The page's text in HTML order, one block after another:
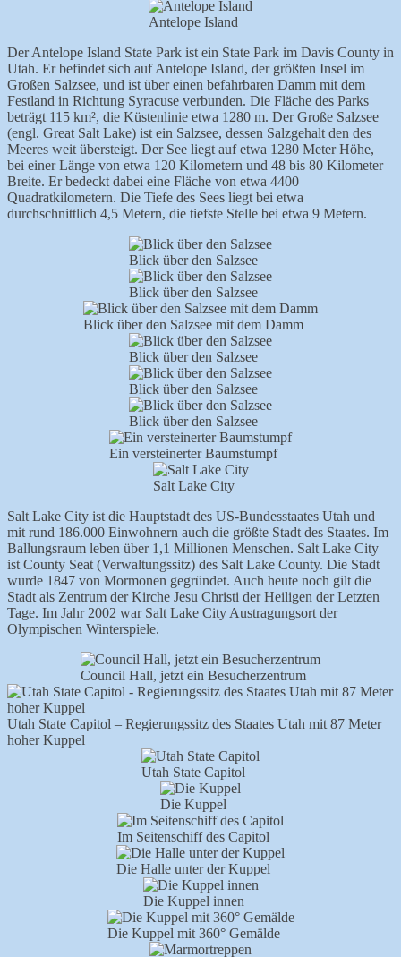
Antelope Island
Der Antelope Island State Park ist ein State Park im Davis County in
Utah. Er befindet sich auf Antelope Island, der größten Insel im
Großen Salzsee, und ist über einen befahrbaren Damm mit dem
Festland in Richtung Syracuse verbunden. Die Fläche des Parks
beträgt 115 km², die Küstenlinie etwa 1280 m. Der Große Salzsee
(engl. Great Salt Lake) ist ein Salzsee, dessen Salzgehalt den des
Meeres weit übersteigt. Der See liegt auf etwa 1280 Meter Höhe,
bei einer Länge von etwa 120 Kilometern und 48 bis 80 Kilometer
Breite. Er bedeckt dabei eine Fläche von etwa 4400
Quadratkilometern. Die Tiefe des Sees liegt bei etwa
durchschnittlich 4,5 Metern, die tiefste Stelle bei etwa 9 Metern.
Blick über den Salzsee
Blick über den Salzsee
Blick über den Salzsee mit dem Damm
Blick über den Salzsee
Blick über den Salzsee
Blick über den Salzsee
Ein versteinerter Baumstumpf
Salt Lake City
Salt Lake City ist die Hauptstadt des US-Bundesstaates Utah und
mit rund 186.000 Einwohnern auch die größte Stadt des Staates. Im
Ballungsraum leben über 1,1 Millionen Menschen. Salt Lake City
ist County Seat (Verwaltungssitz) des Salt Lake County. Die Stadt
wurde 1847 von Mormonen gegründet. Auch heute noch gilt die
Stadt als Zentrum der Kirche Jesu Christi der Heiligen der Letzten
Tage. Im Jahr 2002 war Salt Lake City Austragungsort der
Olympischen Winterspiele.
Council Hall, jetzt ein Besucherzentrum
Utah State Capitol – Regierungssitz des Staates Utah mit 87 Meter
hoher Kuppel
Utah State Capitol
Die Kuppel
Im Seitenschiff des Capitol
Die Halle unter der Kuppel
Die Kuppel innen
Die Kuppel mit 360° Gemälde